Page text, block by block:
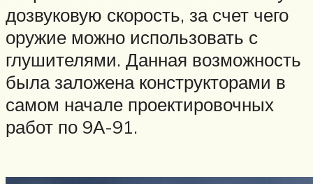
дозвуковую скорость, за счет чего
оружие можно использовать с
глушителями. Данная возможность
была заложена конструкторами в
самом начале проектировочных
работ по 9А-91.